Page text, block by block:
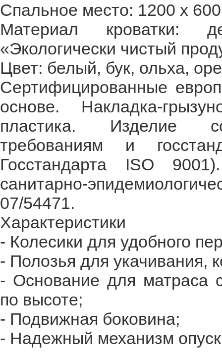
Спальное место: 1200 х
Материал кроватки:
«Экологически чистый
Цвет: белый, бук, ольха,
Сертифицированные
основе. Накладка-
пластика. Изделие
требованиям и
Госстандарта ISO
санитарно-
07/54471.
Характеристики
- Колесики для удобного
- Полозья для укачивания,
- Основание для матраса
по высоте;
- Подвижная боковина;
- Надежный механизм